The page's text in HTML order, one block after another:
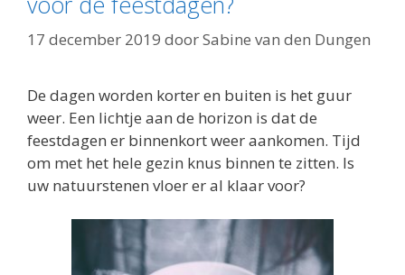
17 december 2019 doorSabine van den Dungen
De dagen worden korter en buiten is het guur
weer. Een lichtje aan de horizon is dat de
feestdagen er binnenkort weer aankomen. Tijd
om met het hele gezin knus binnen te zitten. Is
uw natuurstenen vloer er al klaar voor?